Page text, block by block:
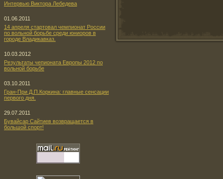
Интервью Виктора Лебедева
01.06.2011
14 апреля стартовал чемпионат России
по вольной борьбе среди юниоров в
городе Владикавказ.
10.03.2012
Результаты чепионата Европы 2012 по
вольной борьбе
03.10.2011
Гран-При Д.П.Коркина: главные сенсации
первого дня.
29.07.2011
Бувайсар Сайтиев возвращается в
большой спорт!